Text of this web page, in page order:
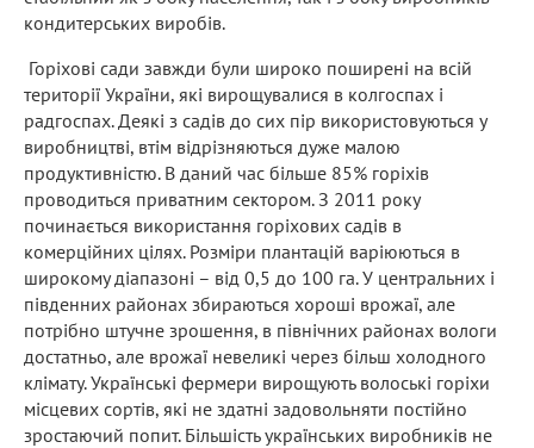
кондитерських виробів.
Горіхові сади завжди були широко поширені на всій
території України, які вирощувалися в колгоспах і
радгоспах. Деякі з садів до сих пір використовуються у
виробництві, втім відрізняються дуже малою
продуктивністю. В даний час більше 85% горіхів
проводиться приватним сектором. З 2011 року
починається використання горіхових садів в
комерційних цілях. Розміри плантацій варіюються в
широкому діапазоні – від 0,5 до 100 га. У центральних і
південних районах збираються хороші врожаї, але
потрібно штучне зрошення, в північних районах вологи
достатньо, але врожаї невеликі через більш холодного
клімату. Українські фермери вирощують волоські горіхи
місцевих сортів, які не здатні задовольняти постійно
зростаючий попит. Більшість українських виробників не